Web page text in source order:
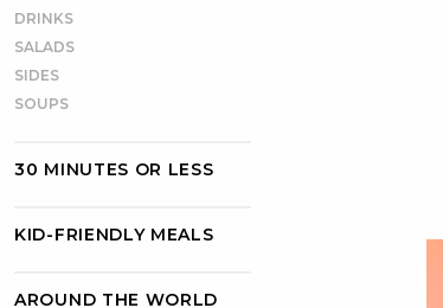
DRINKS
SALADS
SIDES
SOUPS
30 MINUTES OR LESS
KID-FRIENDLY MEALS
AROUND THE WORLD